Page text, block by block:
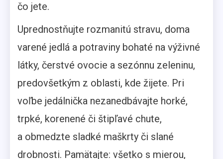
čo jete.
Uprednostňujte rozmanitú stravu, doma
varené jedlá a potraviny bohaté na výživné
látky, čerstvé ovocie a sezónnu zeleninu,
predovšetkým z oblasti, kde žijete. Pri
voľbe jedálnička nezanedbávajte horké,
trpké, korenené či štipľavé chute,
a obmedzte sladké maškrty či slané
drobnosti. Pamätajte: všetko s mierou,